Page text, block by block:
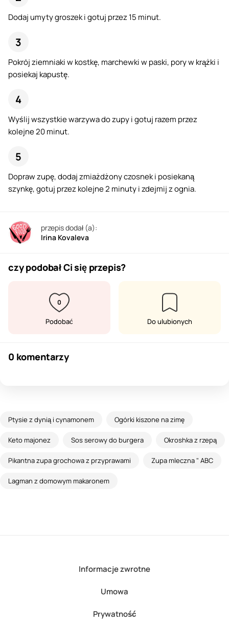
Dodaj umyty groszek i gotuj przez 15 minut.
Pokrój ziemniaki w kostkę, marchewki w paski, pory w krążki i
posiekaj kapustę.
Wyślij wszystkie warzywa do zupy i gotuj razem przez
kolejne 20 minut.
Dopraw zupę, dodaj zmiażdżony czosnek i posiekaną
szynkę, gotuj przez kolejne 2 minuty i zdejmij z ognia.
przepis dodał (a):
Irina Kovaleva
czy podobał Ci się przepis?
0
Podobać Do ulubionych
0 komentarzy
Ptysie z dynią i cynamonem Ogórki kiszone na zimę
Keto majonez Sos serowy do burgera Okroshka z rzepą
Pikantna zupa grochowa z przyprawami Zupa mleczna " ABC
Lagman z domowym makaronem
Informacje zwrotne
Umowa
Prywatność